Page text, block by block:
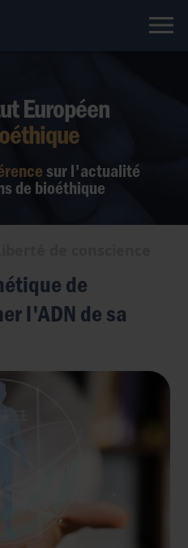
Européen
sur l'actualité
de bioéthique
de
l'ADN de sa